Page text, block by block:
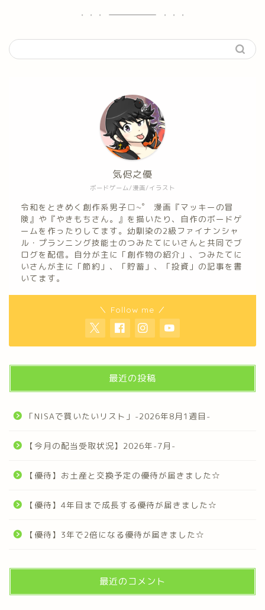
ボードゲーム/漫画/イラスト
気侭之優
令和をときめく創作系男子□~゜ 漫画『マッキーの冒
険』や『やきもちさん。』を描いたり、自作のボードゲ
ームを作ったりしてます。幼馴染の2級ファイナンシャ
ル・プランニング技能士のつみたてにいさんと共同でブ
ログを配信。自分が主に「創作物の紹介」、つみたてに
いさんが主に「節約」、「貯蓄」、「投資」の記事を書
いてます。
＼ Follow me ／
最近の投稿
「NISAで買いたいリスト」-2026年8月1週目-
【今月の配当受取状況】2026年-7月-
【優待】お土産と交換予定の優待が届きました☆
【優待】4年目まで成長する優待が届きました☆
【優待】3年で2倍になる優待が届きました☆
最近のコメント